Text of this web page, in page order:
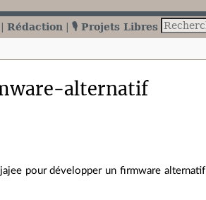
Rédaction 🎙️ Projets Libres
alternatif
pour développer un firmware alternatif